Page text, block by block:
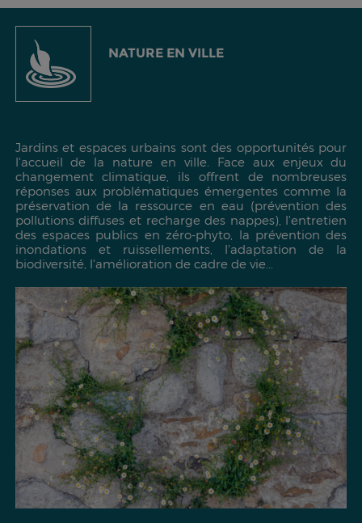
NATURE EN VILLE
Jardins et espaces urbains sont des opportunités pour
l'accueil de la nature en ville. Face aux enjeux du
changement climatique, ils offrent de nombreuses
réponses aux problématiques émergentes comme la
préservation de la ressource en eau (prévention des
pollutions diffuses et recharge des nappes), l'entretien
des espaces publics en zéro-phyto, la prévention des
inondations et ruissellements, l'adaptation de la
biodiversité, l'amélioration de cadre de vie...